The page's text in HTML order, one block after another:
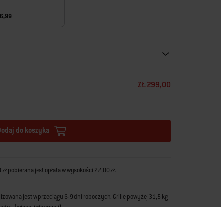
ZŁ 299,00
do koszyka
pobierana jest opłata w wysokości 27,00 zł.
jest w przeciągu 6-9 dni roboczych. Grille powyżej 31,5 kg